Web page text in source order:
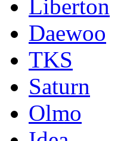
Liberton
Daewoo
TKS
Saturn
Olmo